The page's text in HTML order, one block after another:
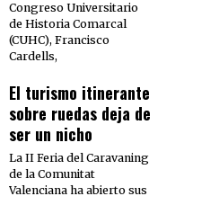
Congreso Universitario
de Historia Comarcal
(CUHC), Francisco
Cardells,
El turismo itinerante
sobre ruedas deja de
ser un nicho
La II Feria del Caravaning
de la Comunitat
Valenciana ha abierto sus